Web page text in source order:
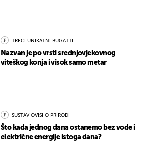
TREĆI UNIKATNI BUGATTI
Nazvan je po vrsti srednjovjekovnog
viteškog konja i visok samo metar
SUSTAV OVISI O PRIRODI
Što kada jednog dana ostanemo bez vode i
električne energije istoga dana?